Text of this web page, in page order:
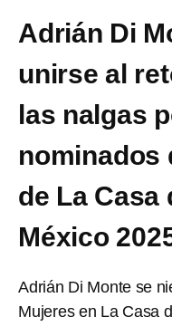
Adrián Di
unirse al
las nalgas
nominados
de La Casa
México
Adrián Di Monte se
Mujeres en La Casa